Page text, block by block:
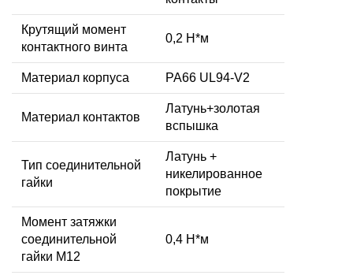
Крутящий момент
контактного винта
0,2 Н*м
Материал корпуса PA66 UL94-V2
Материал контактов
Латунь+золотая
вспышка
Тип соединительной
гайки
Латунь +
никелированное
покрытие
Момент затяжки
соединительной
гайки M12
0,4 Н*м